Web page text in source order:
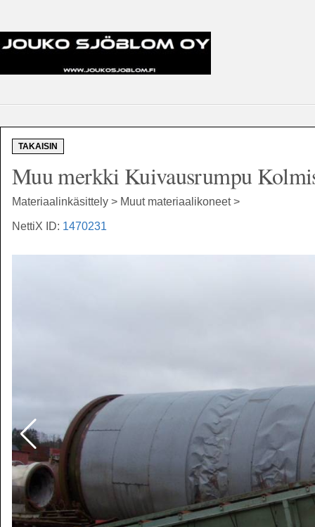
TAKAISIN
Muu merkki Kuivausrumpu
Materiaalinkäsittely > Muut materiaalikoneet >
NettiX ID: 1470231